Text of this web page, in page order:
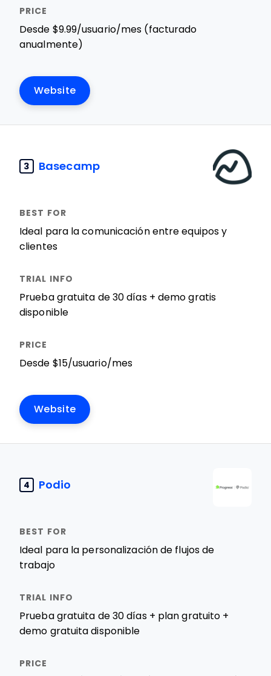
Desde $9.99/usuario/mes (facturado
anualmente)
Website
3 Basecamp
Ideal para la comunicación entre equipos y
clientes
Prueba gratuita de 30 días + demo gratis
disponible
Desde $15/usuario/mes
Website
4 Podio
Ideal para la personalización de flujos de
trabajo
Prueba gratuita de 30 días + plan gratuito +
demo gratuita disponible